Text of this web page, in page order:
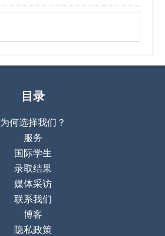
目录
为何选择我们？
服务
国际学生
录取结果
媒体采访
联系我们
博客
隐私政策